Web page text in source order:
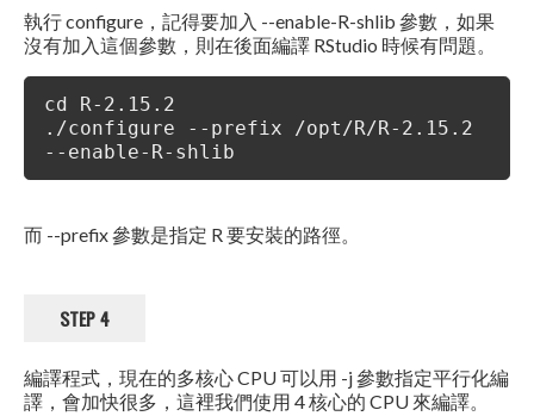
執行 configure，記得要加入 --enable-R-shlib 參數，如果
沒有加入這個參數，則在後面編譯 RStudio 時候有問題。
cd R-2.15.2
./configure --prefix /opt/R/R-2.15.2
--enable-R-shlib
而 --prefix 參數是指定 R 要安裝的路徑。
STEP 4
編譯程式，現在的多核心 CPU 可以用 -j 參數指定平行化編
譯，會加快很多，這裡我們使用 4 核心的 CPU 來編譯。